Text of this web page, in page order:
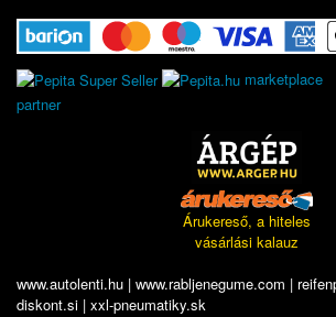
marketplace
partner
Árukereső, a hiteles
vásárlási kalauz
www.autolenti.hu | www.rabljenegume.com |
diskont.si | xxl-pneumatiky.sk